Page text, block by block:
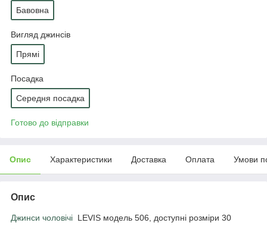
Бавовна
Вигляд джинсів
Прямі
Посадка
Середня посадка
Готово до відправки
Опис Характеристики Доставка Оплата Умови
Опис
Джинси чоловічі LEVIS модель 506, доступні розміри 30